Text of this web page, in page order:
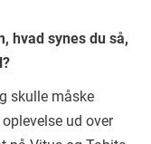
hvad synes du så,
skulle måske
ud over